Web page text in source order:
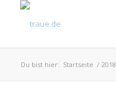
Du bist hier: Startseite / 2018